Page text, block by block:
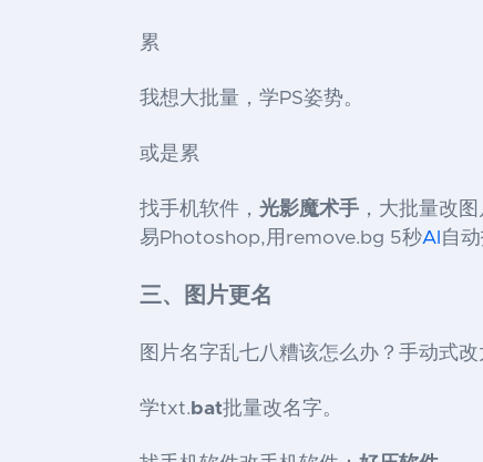
累
我想大批量，学PS姿势。
或是累
找手机软件， 光影魔术手 ，大批量改
易Photoshop,用remove.bg 5秒AI 自
三、图片更名
图片名字乱七八糟该怎么办？手动式改
学txt. bat批量改名字。